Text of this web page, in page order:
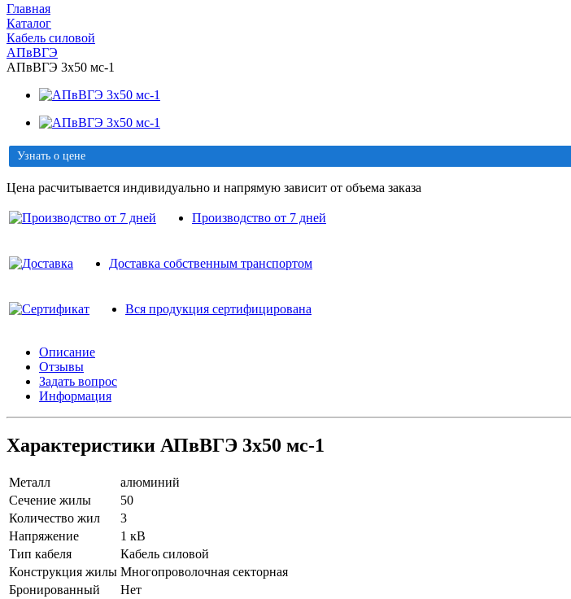
Главная
Каталог
Кабель силовой
АПвВГЭ
АПвВГЭ 3х50 мс-1
Узнать о цене
Цена расчитывается индивидуально и напрямую зависит от объема заказа
Производство от 7 дней
Доставка собственным транспортом
Вся продукция сертифицирована
Описание
Отзывы
Задать вопрос
Информация
Характеристики АПвВГЭ 3х50 мс-1
Металл
алюминий
Сечение жилы
50
Количество жил
3
Напряжение
1 кВ
Тип кабеля
Кабель силовой
Конструкция жилы Многопроволочная секторная
Бронированный
Нет